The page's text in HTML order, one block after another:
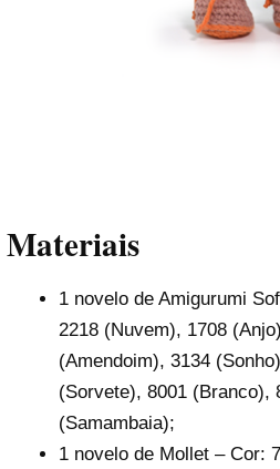
Materiais
1 novelo de Amigurumi
2218 (Nuvem), 1708
(Amendoim), 3134
(Sorvete), 8001 (Branco),
(Samambaia);
1 novelo de Mollet – Cor: